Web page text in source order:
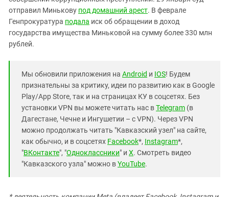
отправил Минькову под домашний арест. В феврале
Генпрокуратура подала иск об обращении в доход
государства имущества Миньковой на сумму более 330 млн
рублей.
Мы обновили приложения на Android и IOS! Будем
признательны за критику, идеи по развитию как в Google
Play/App Store, так и на страницах КУ в соцсетях. Без
установки VPN вы можете читать нас вTelegram (в
Дагестане, Чечне и Ингушетии – с VPN). Через VPN
можно продолжать читать "Кавказский узел" на сайте,
как обычно, и в соцсетях Facebook*, Instagram*,
"ВКонтакте", "Одноклассники" и X. Смотреть видео
"Кавказского узла" можно вYouTube.